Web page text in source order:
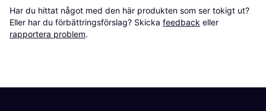
Har du hittat något med den här produkten som ser tokigt ut?
Eller har du förbättringsförslag? Skicka feedback eller
rapportera problem.